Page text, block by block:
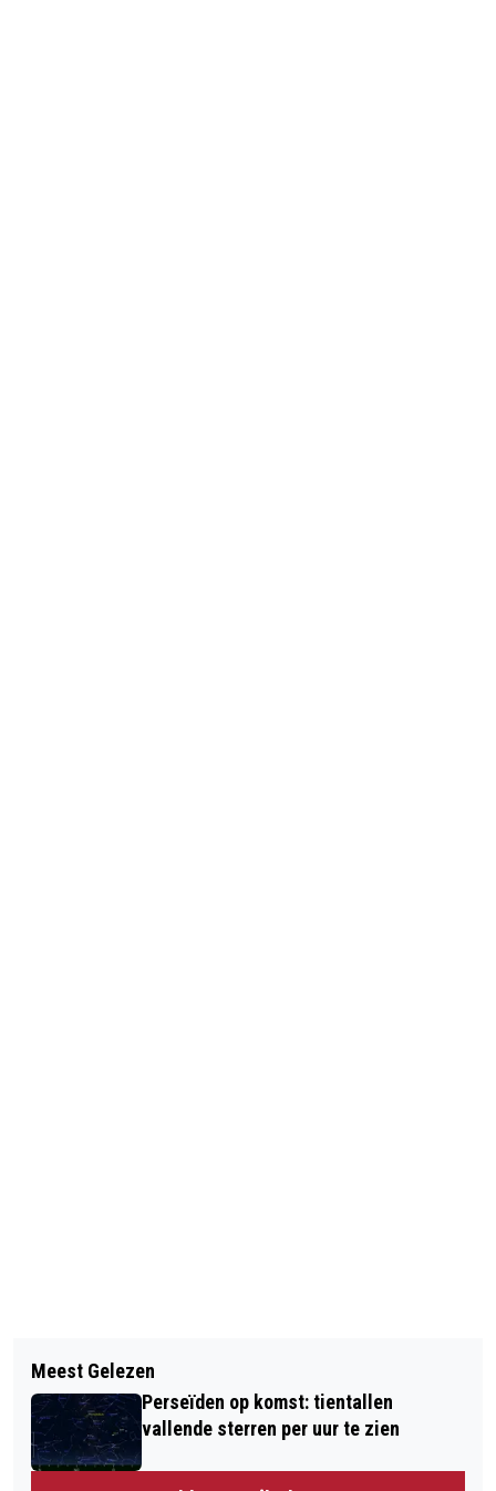
VIDEOVERBINDING MET VERDACHTE
LIQUIDATIE
TOCH GEEN WEDSTRIJDEN MAROKKO
OP GROOT SCHERM
Meest Gelezen
Perseïden op komst: tientallen
vallende sterren per uur te zien